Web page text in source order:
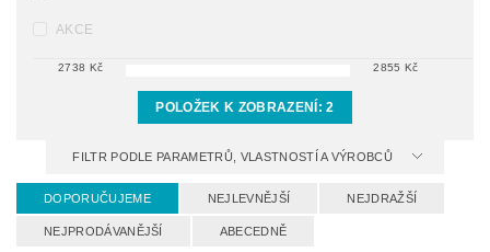
AKCE
2738 Kč 2855 Kč
POLOŽEK K ZOBRAZENÍ:2
FILTR PODLE PARAMETRŮ, VLASTNOSTÍ A VÝROBCŮ
DOPORUČUJEME NEJLEVNĚJŠÍ NEJDRAŽŠÍ
NEJPRODÁVANĚJŠÍ ABECEDNĚ